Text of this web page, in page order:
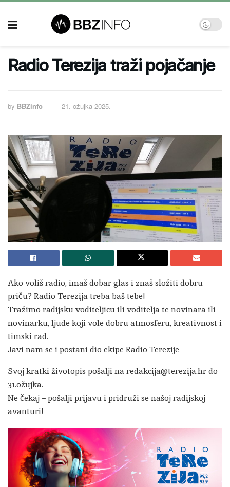
Radio Terezija traži pojačanje
by BBZinfo 21. ožujka 2025.
Ako voliš radio, imaš dobar glas i znaš složiti dobru
priču? Radio Terezija treba baš tebe!
Tražimo radijsku voditeljicu ili voditelja te novinara ili
novinarku, ljude koji vole dobru atmosferu, kreativnost i
timski rad.
Javi nam se i postani dio ekipe Radio Terezije
Svoj kratki životopis pošalji na redakcija@terezija.hr do
31.ožujka.
Ne čekaj – pošalji prijavu i pridruži se našoj radijskoj
avanturi!